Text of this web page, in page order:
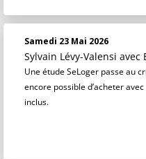
Samedi 23 Mai 2026
Sylvain Lévy-Valensi avec
Une étude SeLoger passe au
encore possible d’acheter
inclus.